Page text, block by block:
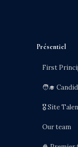
Présentiel
First
🧑‍🎓
🎖️ Site
Our team